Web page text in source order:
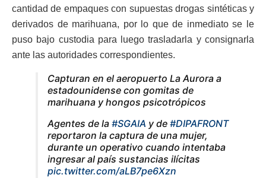
cantidad de empaques con supuestas drogas sintéticas y
derivados de marihuana, por lo que de inmediato se le
puso bajo custodia para luego trasladarla y consignarla
ante las autoridades correspondientes.
Capturan en el aeropuerto La Aurora a
estadounidense con gomitas de
marihuana y hongos psicotrópicos
Agentes de la #SGAIA y de #DIPAFRONT
reportaron la captura de una mujer,
durante un operativo cuando intentaba
ingresar al país sustancias ilícitas
pic.twitter.com/aLB7pe6Xzn